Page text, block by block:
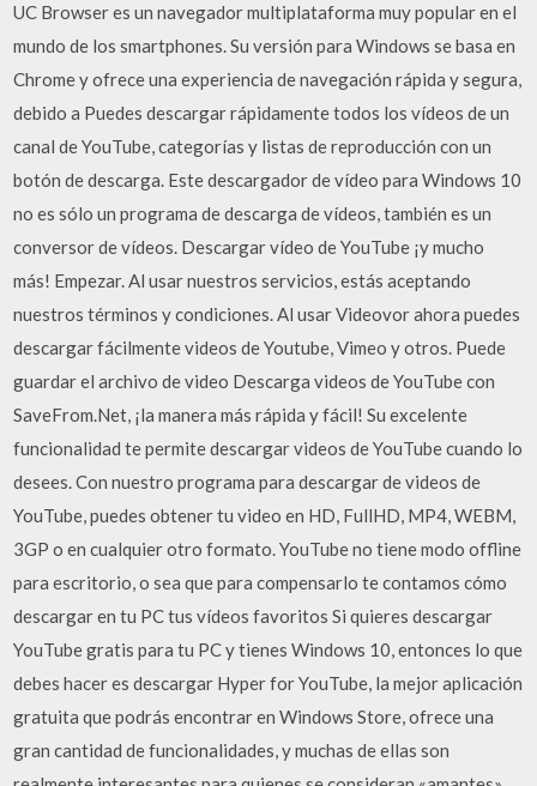
UC Browser es un navegador multiplataforma muy popular en el
mundo de los smartphones. Su versión para Windows se basa en
Chrome y ofrece una experiencia de navegación rápida y segura,
debido a Puedes descargar rápidamente todos los vídeos de un
canal de YouTube, categorías y listas de reproducción con un
botón de descarga. Este descargador de vídeo para Windows 10
no es sólo un programa de descarga de vídeos, también es un
conversor de vídeos. Descargar vídeo de YouTube ¡y mucho
más! Empezar. Al usar nuestros servicios, estás aceptando
nuestros términos y condiciones. Al usar Videovor ahora puedes
descargar fácilmente videos de Youtube, Vimeo y otros. Puede
guardar el archivo de video Descarga videos de YouTube con
SaveFrom.Net, ¡la manera más rápida y fácil! Su excelente
funcionalidad te permite descargar videos de YouTube cuando lo
desees. Con nuestro programa para descargar de videos de
YouTube, puedes obtener tu video en HD, FullHD, MP4, WEBM,
3GP o en cualquier otro formato. YouTube no tiene modo offline
para escritorio, o sea que para compensarlo te contamos cómo
descargar en tu PC tus vídeos favoritos Si quieres descargar
YouTube gratis para tu PC y tienes Windows 10, entonces lo que
debes hacer es descargar Hyper for YouTube, la mejor aplicación
gratuita que podrás encontrar en Windows Store, ofrece una
gran cantidad de funcionalidades, y muchas de ellas son